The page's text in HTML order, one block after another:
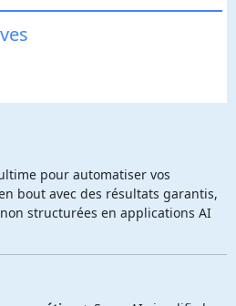
pour automatiser vos
bout avec des résultats garantis,
structurées en applications AI